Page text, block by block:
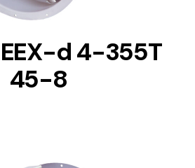
EEX-d 4-355T
45-8